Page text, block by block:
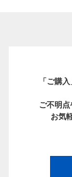
「ご購
ご不明点
お気